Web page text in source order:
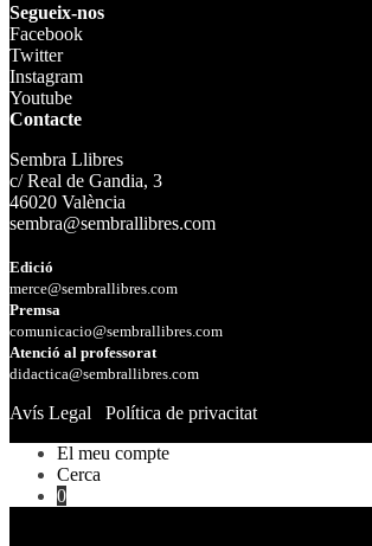
Segueix-nos
Facebook
Twitter
Instagram
Youtube
Contacte
Sembra Llibres
c/ Real de Gandia, 3
46020 València
sembra@sembrallibres.com
Edició
merce@sembrallibres.com
Premsa
comunicacio@sembrallibres.com
Atenció al professorat
didactica@sembrallibres.com
Avís Legal
Política de privacitat
El meu compte
Cerca
0